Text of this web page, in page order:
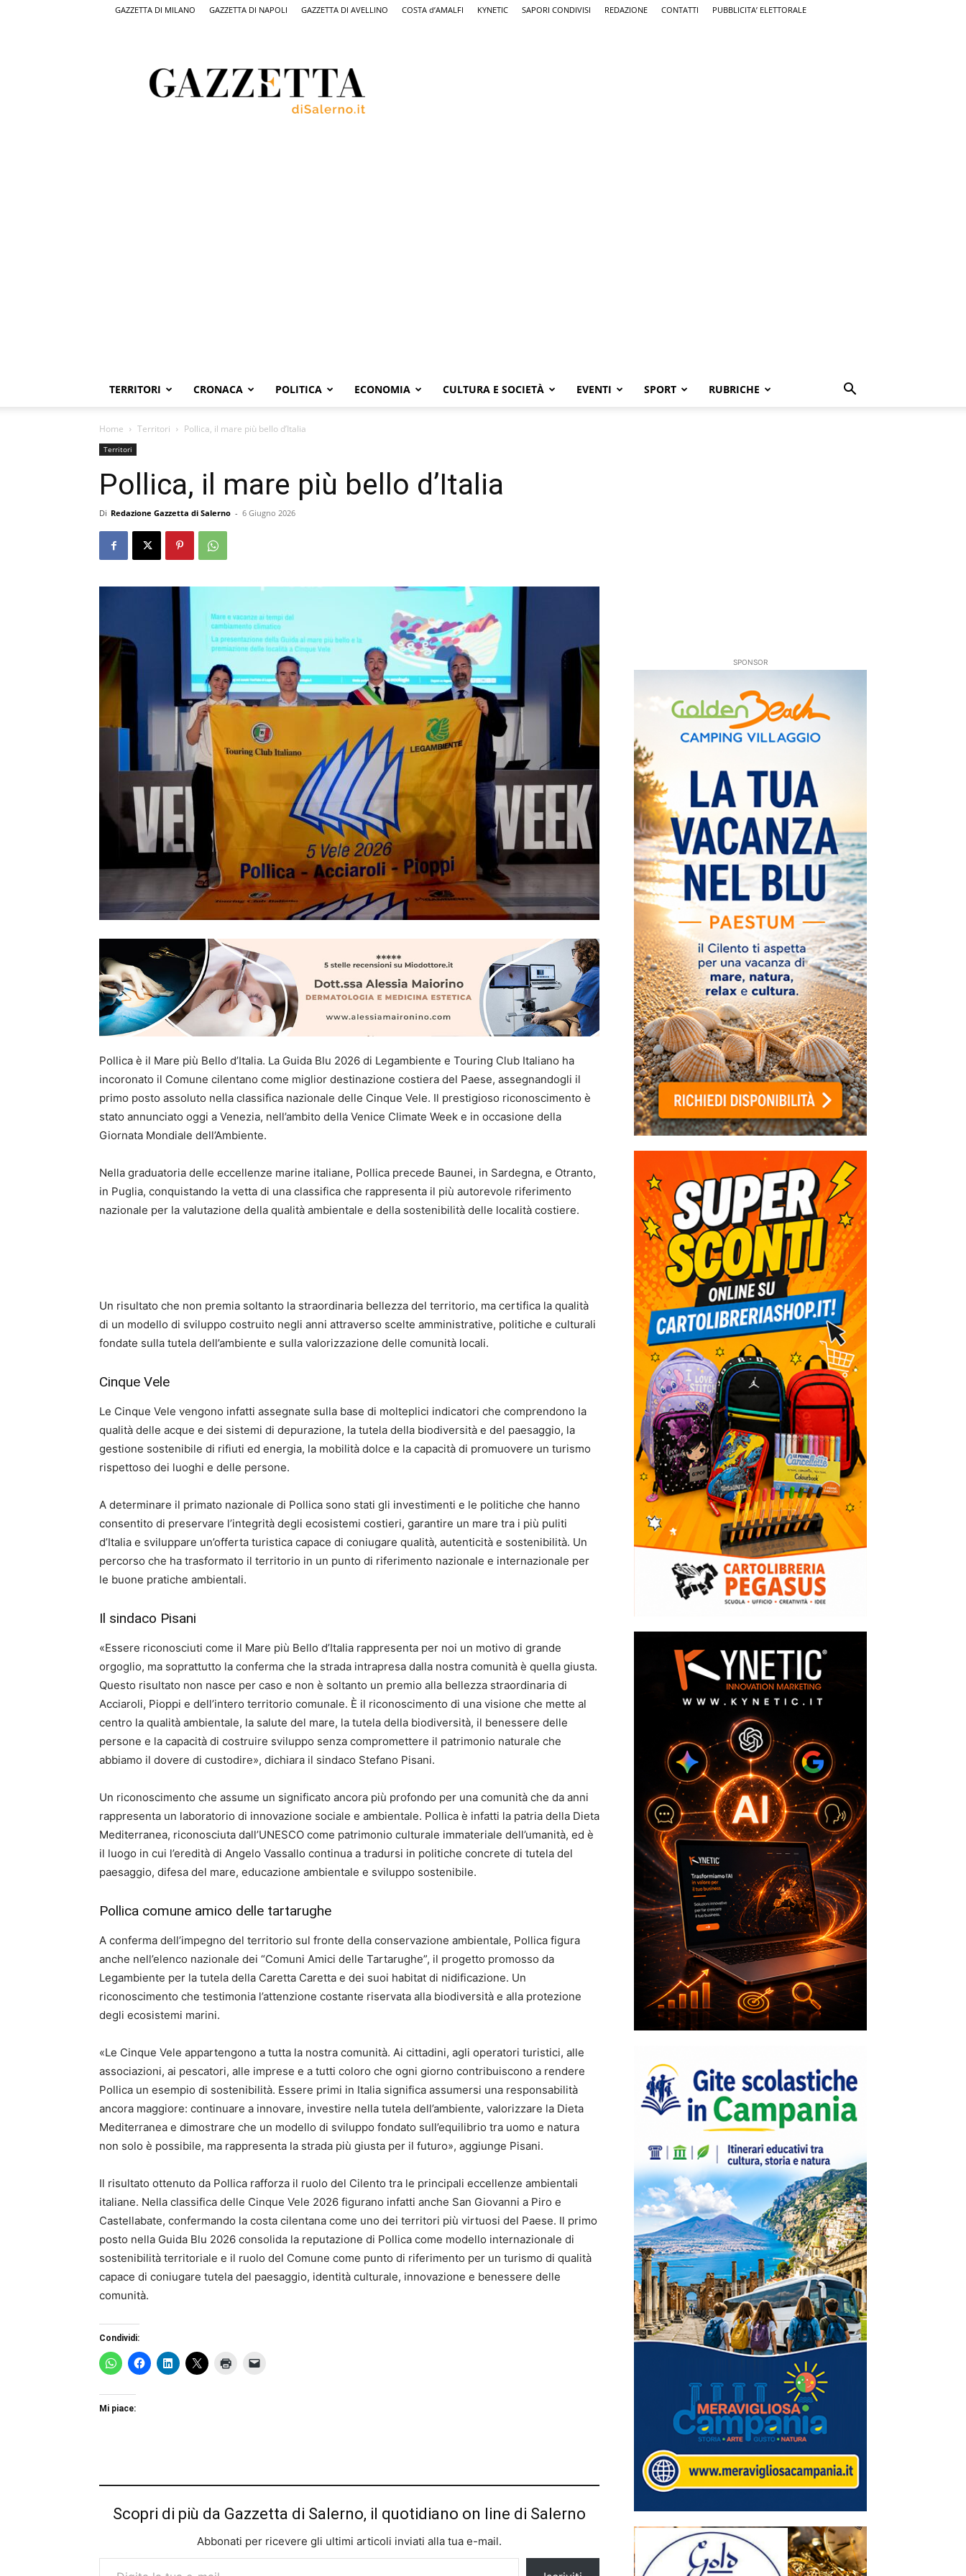
GAZZETTA DI MILANO GAZZETTA DI NAPOLI GAZZETTA DI AVELLINO COSTA d’AMALFI KYNETIC SAPORI CONDIVISI REDAZIONE CONTATTI PUBBLICITA’ ELETTORALE
Salerno,
il
quotidiano
TERRITORI CRONACA POLITICA ECONOMIA CULTURA E SOCIETÀ EVENTI SPORT RUBRICHE
Home Territori Pollica, il mare più bello d’Italia
Territori
Pollica, il mare più bello d’Italia
Di Redazione Gazzetta di Salerno - 6 Giugno 2026
Pollica è il Mare più Bello d’Italia. La Guida Blu 2026 di Legambiente e Touring Club Italiano ha
incoronato il Comune cilentano come miglior destinazione costiera del Paese, assegnandogli il
primo posto assoluto nella classifica nazionale delle Cinque Vele. Il prestigioso riconoscimento è
stato annunciato oggi a Venezia, nell’ambito della Venice Climate Week e in occasione della
Giornata Mondiale dell’Ambiente.
Nella graduatoria delle eccellenze marine italiane, Pollica precede Baunei, in Sardegna, e Otranto,
in Puglia, conquistando la vetta di una classifica che rappresenta il più autorevole riferimento
nazionale per la valutazione della qualità ambientale e della sostenibilità delle località costiere.
Un risultato che non premia soltanto la straordinaria bellezza del territorio, ma certifica la qualità
di un modello di sviluppo costruito negli anni attraverso scelte amministrative, politiche e culturali
fondate sulla tutela dell’ambiente e sulla valorizzazione delle comunità locali.
Cinque Vele
Le Cinque Vele vengono infatti assegnate sulla base di molteplici indicatori che comprendono la
qualità delle acque e dei sistemi di depurazione, la tutela della biodiversità e del paesaggio, la
gestione sostenibile di rifiuti ed energia, la mobilità dolce e la capacità di promuovere un turismo
rispettoso dei luoghi e delle persone.
A determinare il primato nazionale di Pollica sono stati gli investimenti e le politiche che hanno
consentito di preservare l’integrità degli ecosistemi costieri, garantire un mare tra i più puliti
d’Italia e sviluppare un’offerta turistica capace di coniugare qualità, autenticità e sostenibilità. Un
percorso che ha trasformato il territorio in un punto di riferimento nazionale e internazionale per
le buone pratiche ambientali.
Il sindaco Pisani
«Essere riconosciuti come il Mare più Bello d’Italia rappresenta per noi un motivo di grande
orgoglio, ma soprattutto la conferma che la strada intrapresa dalla nostra comunità è quella giusta.
Questo risultato non nasce per caso e non è soltanto un premio alla bellezza straordinaria di
Acciaroli, Pioppi e dell’intero territorio comunale. È il riconoscimento di una visione che mette al
centro la qualità ambientale, la salute del mare, la tutela della biodiversità, il benessere delle
persone e la capacità di costruire sviluppo senza compromettere il patrimonio naturale che
abbiamo il dovere di custodire», dichiara il sindaco Stefano Pisani.
Un riconoscimento che assume un significato ancora più profondo per una comunità che da anni
rappresenta un laboratorio di innovazione sociale e ambientale. Pollica è infatti la patria della Dieta
Mediterranea, riconosciuta dall’UNESCO come patrimonio culturale immateriale dell’umanità, ed è
il luogo in cui l’eredità di Angelo Vassallo continua a tradursi in politiche concrete di tutela del
paesaggio, difesa del mare, educazione ambientale e sviluppo sostenibile.
Pollica comune amico delle tartarughe
A conferma dell’impegno del territorio sul fronte della conservazione ambientale, Pollica figura
anche nell’elenco nazionale dei “Comuni Amici delle Tartarughe”, il progetto promosso da
Legambiente per la tutela della Caretta Caretta e dei suoi habitat di nidificazione. Un
riconoscimento che testimonia l’attenzione costante riservata alla biodiversità e alla protezione
degli ecosistemi marini.
«Le Cinque Vele appartengono a tutta la nostra comunità. Ai cittadini, agli operatori turistici, alle
associazioni, ai pescatori, alle imprese e a tutti coloro che ogni giorno contribuiscono a rendere
Pollica un esempio di sostenibilità. Essere primi in Italia significa assumersi una responsabilità
ancora maggiore: continuare a innovare, investire nella tutela dell’ambiente, valorizzare la Dieta
Mediterranea e dimostrare che un modello di sviluppo fondato sull’equilibrio tra uomo e natura
non solo è possibile, ma rappresenta la strada più giusta per il futuro», aggiunge Pisani.
Il risultato ottenuto da Pollica rafforza il ruolo del Cilento tra le principali eccellenze ambientali
italiane. Nella classifica delle Cinque Vele 2026 figurano infatti anche San Giovanni a Piro e
Castellabate, confermando la costa cilentana come uno dei territori più virtuosi del Paese. Il primo
posto nella Guida Blu 2026 consolida la reputazione di Pollica come modello internazionale di
sostenibilità territoriale e il ruolo del Comune come punto di riferimento per un turismo di qualità
capace di coniugare tutela del paesaggio, identità culturale, innovazione e benessere delle
comunità.
Condividi:
Mi piace:
Scopri di più da Gazzetta di Salerno, il quotidiano on line di Salerno
Abbonati per ricevere gli ultimi articoli inviati alla tua e-mail.
Digita la tua e-mail...
SPONSOR